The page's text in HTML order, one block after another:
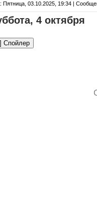
Пятница, 03.10.2025, 19:34 |
4 октября